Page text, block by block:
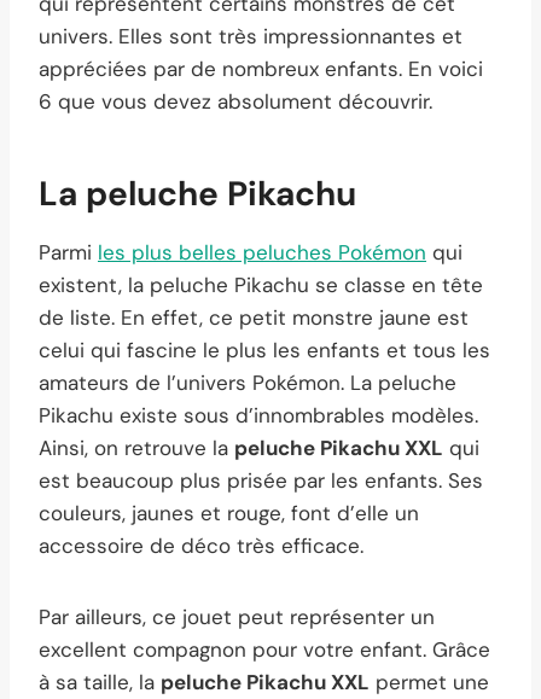
univers. Elles sont très impressionnantes et
appréciées par de nombreux enfants. En voici
6 que vous devez absolument découvrir.
La peluche Pikachu
Parmi les plus belles peluches Pokémon qui
existent, la peluche Pikachu se classe en tête
de liste. En effet, ce petit monstre jaune est
celui qui fascine le plus les enfants et tous les
amateurs de l’univers Pokémon. La peluche
Pikachu existe sous d’innombrables modèles.
Ainsi, on retrouve la peluche Pikachu XXL qui
est beaucoup plus prisée par les enfants. Ses
couleurs, jaunes et rouge, font d’elle un
accessoire de déco très efficace.
Par ailleurs, ce jouet peut représenter un
excellent compagnon pour votre enfant. Grâce
à sa taille, la peluche Pikachu XXL permet une